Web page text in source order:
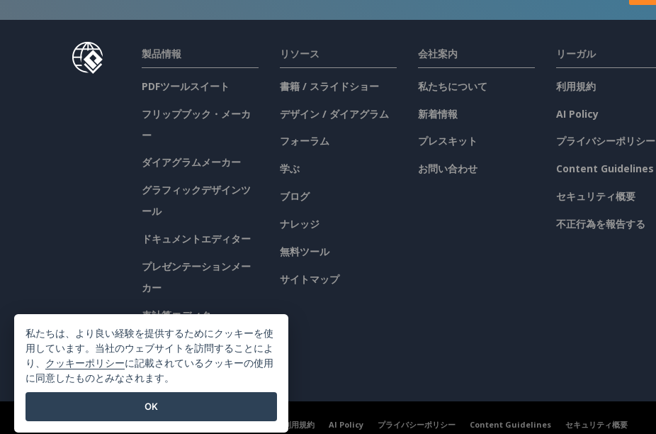
製品情報
PDFツールスイート
フリップブック・メーカ
ー
ダイアグラムメーカー
グラフィックデザインツ
ール
ドキュメントエディター
プレゼンテーションメー
カー
表計算エディター
価格
リソース
書籍 / スライドショー
デザイン / ダイアグラム
フォーラム
学ぶ
ブログ
ナレッジ
無料ツール
サイトマップ
会社案内
私たちについて
新着情報
プレスキット
お問い合わせ
リーガル
利用規約
AI Policy
プライバシーポリシー
Content Guidelines
セキュリティ概要
不正行為を報告する
©2026 by Visual Paradigm. 全ての権利を有する 利用規約 AI Policy プライバシーポリシー Content Guidelines セキュリティ概要
私たちは、より良い経験を提供するためにクッキーを使
用しています。当社のウェブサイトを訪問することによ
り、 クッキーポリシーに記載されているクッキーの使用
に同意したものとみなされます。
OK